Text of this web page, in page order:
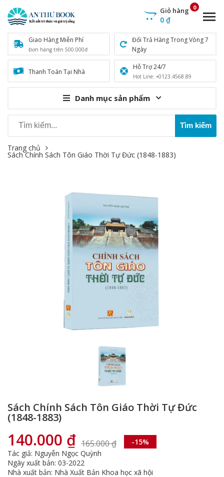
Giao Hàng Miễn Phí
Đơn hàng trên 500.000đ
Đổi Trả Hàng Trong Vòng 7
Ngày
Thanh Toán Tại Nhà
Hỗ Trợ 24/7
Hot Line: +0123.4568.89
Danh mục sản phẩm
Giỏ hàng
0 ₫
0
Trang chủ
Sách Chính Sách Tôn Giáo Thời Tự Đức (1848-1883)
Sách Chính Sách Tôn Giáo Thời Tự Đức
(1848-1883)
165.000₫
Giá
gốc
là:
140.000 ₫
Giá
hiện
tại
-15%
Tác giả: Nguyễn Ngọc Quỳnh
Ngày xuất bản: 03-2022
Nhà xuất bản: Nhà Xuất Bản Khoa học xã hội